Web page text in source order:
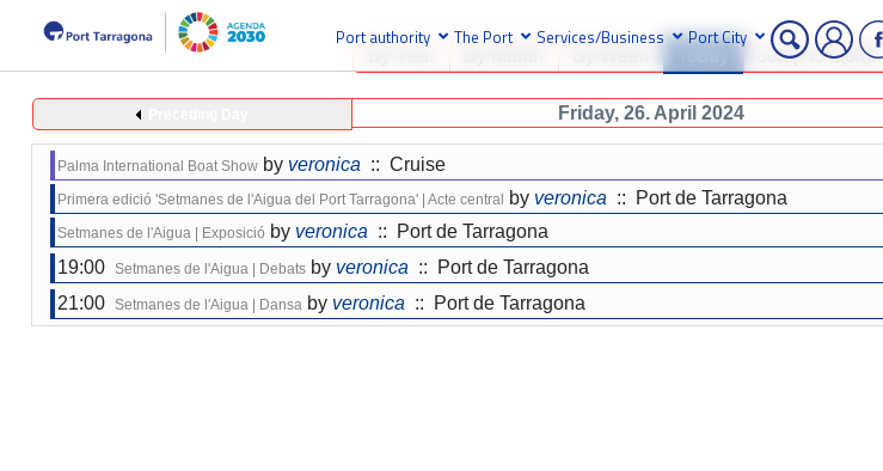
Port authority The Port Services/Business Port City
Jump to month
Friday, 26. April 2024
Palma International Boat Show by veronica :: Cruise
Primera edició 'Setmanes de l'Aigua del Port Tarragona' | Acte central by veronica :: Port de Tarragona
Setmanes de l'Aigua | Exposició by veronica :: Port de Tarragona
19:00 Setmanes de l'Aigua | Debats by veronica :: Port de Tarragona
21:00 Setmanes de l'Aigua | Dansa by veronica :: Port de Tarragona